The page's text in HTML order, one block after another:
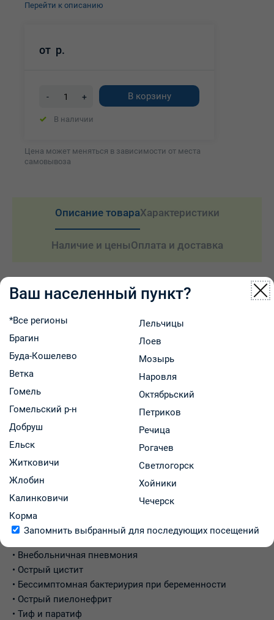
Перейти к описанию
от р.
- + В корзину
В наличии
Цена может меняться в зависимости от места
самовывоза
Описание товараХарактеристики
Наличие и ценыОплата и доставка
Инструкция
Инструкция препарата
Антибактериальное средство для системного
применения. Полусинтетический пенициллин (бета-
Показания к применению:
Амоксикар показан для лечения следующих инфекций:
• Острый бактериальный синусит
• Острый средний отит
• Острый стрептококковый тонзиллит и фарингит
• Внебольничная пневмония
• Острый цистит
• Бессимптомная бактериурия при беременности
• Острый пиелонефрит
• Тиф и паратиф
Ваш населенный пункт?
*Все регионы
Брагин
Буда-Кошелево
Ветка
Гомель
Гомельский р-н
Добруш
Ельск
Житковичи
Жлобин
Калинковичи
Корма
Лельчицы
Лоев
Мозырь
Наровля
Октябрьский
Петриков
Речица
Рогачев
Светлогорск
Хойники
Чечерск
Запомнить выбранный для последующих посещений